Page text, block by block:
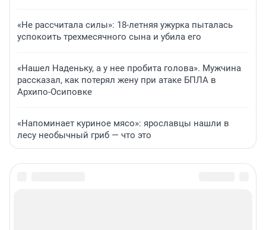
«Не рассчитала силы»: 18-летняя ужурка пыталась
успокоить трехмесячного сына и убила его
«Нашел Наденьку, а у нее пробита голова». Мужчина
рассказал, как потерял жену при атаке БПЛА в
Архипо-Осиповке
«Напоминает куриное мясо»: ярославцы нашли в
лесу необычный гриб — что это